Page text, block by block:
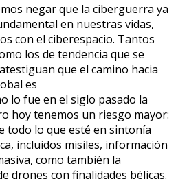
negar que la ciberguerra ya
en nuestras vidas,
con el ciberespacio. Tantos
los de tendencia que se
que el camino hacia
es
lo fue en el siglo pasado la
hoy tenemos un riesgo mayor:
todo lo que esté en sintonía
incluidos misiles, información
como también la
drones con finalidades bélicas.